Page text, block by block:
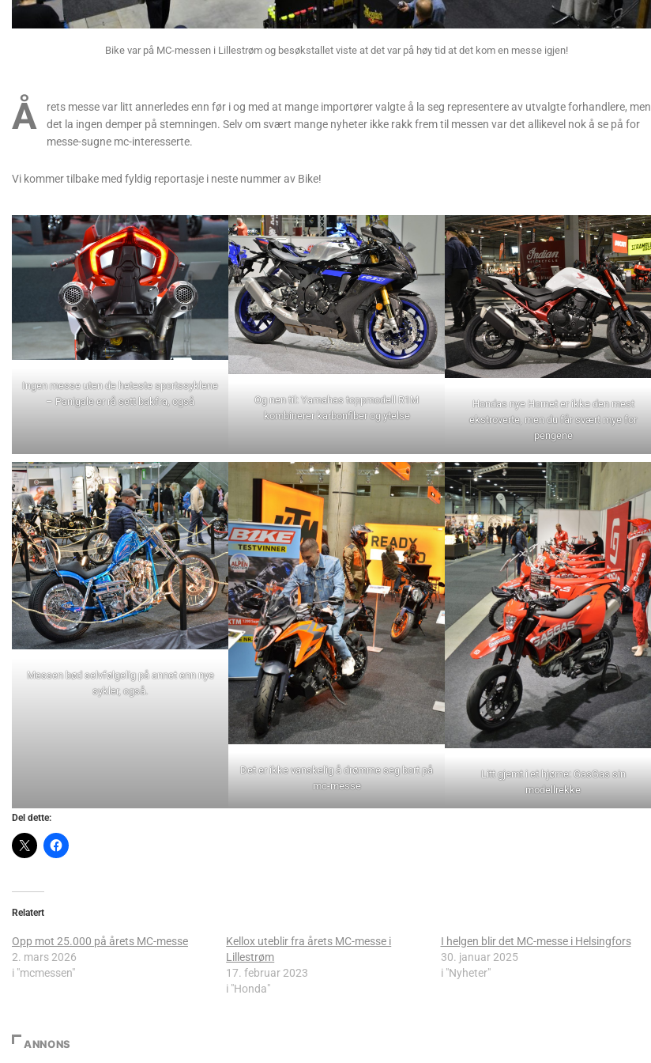
Bike var på MC-messen i Lillestrøm og besøkstallet viste at det var på høy tid at det kom en messe igjen!
Å
rets messe var litt annerledes enn før i og med at mange importører valgte å la seg representere av utvalgte forhandlere, men
det la ingen demper på stemningen. Selv om svært mange nyheter ikke rakk frem til messen var det allikevel nok å se på for
messe-sugne mc-interesserte.
Vi kommer tilbake med fyldig reportasje i neste nummer av Bike!
Ingen messe uten de heteste sportssyklene
– Panigale er rå sett bakfra, også
Og nen til: Yamahas toppmodell R1M
kombinerer karbonfiber og ytelse
Hondas nye Hornet er ikke den mest
ekstroverte, men du får svært mye for
pengene
Messen bød selvfølgelig på annet enn nye
sykler, også.
Det er ikke vanskelig å drømme seg bort på
mc-messe
Litt gjemt i et hjørne: GasGas sin
modellrekke
Del dette:
Relatert
Opp mot 25.000 på årets MC-messe
2. mars 2026
i "mcmessen"
Kellox uteblir fra årets MC-messe i
Lillestrøm
17. februar 2023
i "Honda"
I helgen blir det MC-messe i Helsingfors
30. januar 2025
i "Nyheter"
ANNONS